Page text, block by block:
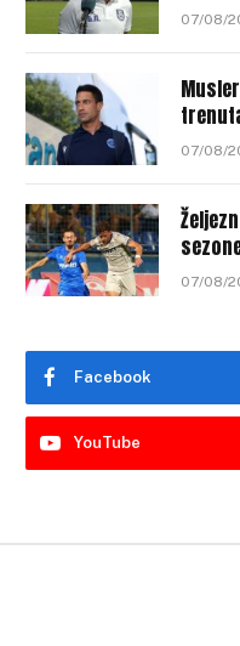
07/08/
07/08/
07/08/
Facebook
YouTube